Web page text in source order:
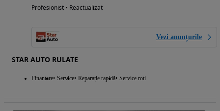
Profesionist • Reactualizat
Vezi anunțurile
STAR AUTO RULATE
Finantare Service Reparație rapidă Service roti